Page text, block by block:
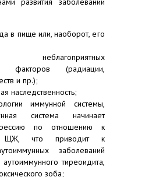
в пище или, наоборот, его
неблагоприятных
факторов (радиации,
и пр.);
наследственность;
иммунной системы,
система начинает
по отношению к
ЩЖ, что приводит к
заболеваний
тиреоидита,
зоба;